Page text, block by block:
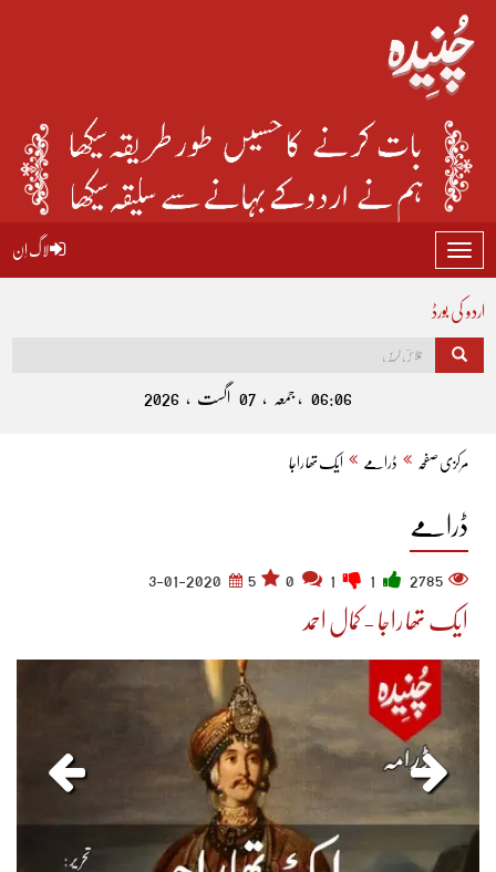
Toggle
اردو کی بورڈ
06:06 , جمعہ , 07 اگست , 2026
مرکزی صفحہ ڈرامے ایک تھا راجا
ڈرامے
2785
5
3-01-2020
ایک تھا راجا - کمال احمد